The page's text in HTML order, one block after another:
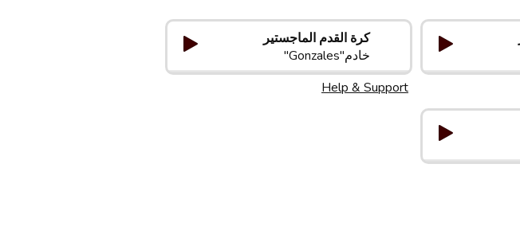
كرة القدم الماجستير
خادم"Gonzales"
Help & Support